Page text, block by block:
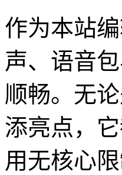
作为本站
声、语音
顺畅。无
添亮点，
用无核心